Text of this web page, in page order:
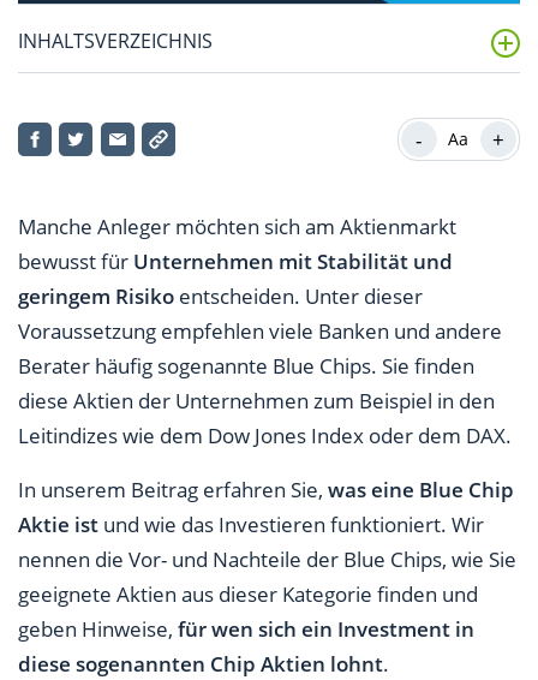
INHALTSVERZEICHNIS
Was ist eine Blue Chip Aktie?
Was sind die Vorteile von Blue Chip Aktien?
Was sind die Nachteile von Blue Chip Aktien?
Wie sinnvoll sind Blue Chip Aktien?
Für wen eignen sich Blue Chip Aktien?
Beispiele für gute Blue Chip Aktien
- Aa +
Manche Anleger möchten sich am Aktienmarkt
bewusst für Unternehmen mit Stabilität und
geringem Risiko entscheiden. Unter dieser
Voraussetzung empfehlen viele Banken und andere
Berater häufig sogenannte Blue Chips. Sie finden
diese Aktien der Unternehmen zum Beispiel in den
Leitindizes wie dem Dow Jones Index oder dem DAX.
In unserem Beitrag erfahren Sie, was eine Blue Chip
Aktie ist und wie das Investieren funktioniert. Wir
nennen die Vor- und Nachteile der Blue Chips, wie Sie
geeignete Aktien aus dieser Kategorie finden und
geben Hinweise, für wen sich ein Investment in
diese sogenannten Chip Aktien lohnt.